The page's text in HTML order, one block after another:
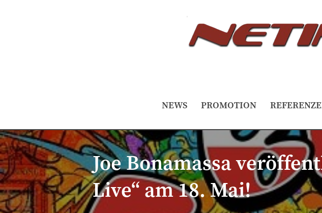
NEWS PROMOTION
Joe Bonamassa
Live“ am 18. Mai!